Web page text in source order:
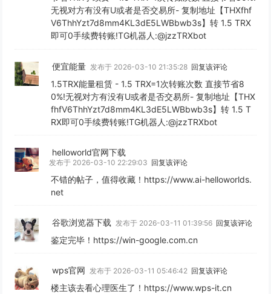
无视对方有没有U或者是否交易所- 复制地址【THXfhf
V6ThhYzt7d8mm4KL3dE5LWBbwb3s】转 1.5 TRX
即可0手续费转账!TG机器人:@jzzTRXbot
便宜能量 发布于 2026-03-10 21:35:28 回复该评论
1.5TRX能量租赁 - 1.5 TRX=1次转账次数 直接节省8
0%!无视对方有没有U或者是否交易所- 复制地址【THX
fhfV6ThhYzt7d8mm4KL3dE5LWBbwb3s】转 1.5 T
RX即可0手续费转账!TG机器人:@jzzTRXbot
helloworld官网下载
发布于 2026-03-10 22:29:03 回复该评论
不错的帖子，值得收藏！https://www.ai-helloworlds.
net
谷歌浏览器下载 发布于 2026-03-11 01:39:56 回复该评论
鉴定完毕！https://win-google.com.cn
wps官网 发布于 2026-03-11 05:46:42 回复该评论
楼主该去看心理医生了！https://www.wps-it.cn